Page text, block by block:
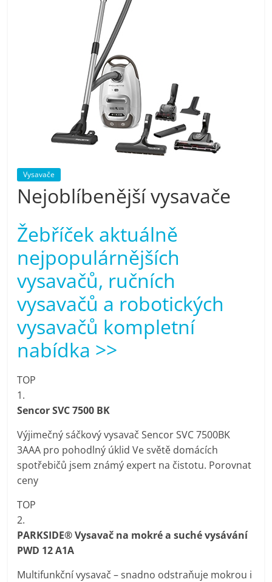
pračky,
televize,
notebooky,
mobilní
telefony,
kávovary,
bazény
Nejlepší
elektronika
porovnání
Elektro
OK,
recenze,
pračky,
televize,
mobilní
telefony,
kávovary,
Vysavače
Nejoblíbenější vysavače
Žebříček aktuálně
nejpopulárnějších
vysavačů, ručních
vysavačů a robotických
vysavačů kompletní
nabídka >>
TOP
1.
Sencor SVC 7500 BK
Výjimečný sáčkový vysavač Sencor SVC 7500BK
3AAA pro pohodlný úklid Ve světě domácích
spotřebičů jsem známý expert na čistotu. Porovnat
ceny
TOP
2.
PARKSIDE® Vysavač na mokré a suché vysávání
PWD 12 A1A
Multifunkční vysavač – snadno odstraňuje mokrou i